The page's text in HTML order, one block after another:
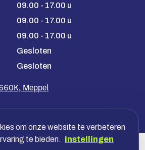
09.00 - 17.00 u
09.00 - 17.00 u
09.00 - 17.00 u
Gesloten
Gesloten
Meppel
om onze website te verbeteren
te bieden. Instellingen